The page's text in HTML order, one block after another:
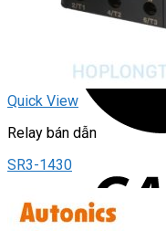
Quick View
Relay bán dẫn
SR3-1430